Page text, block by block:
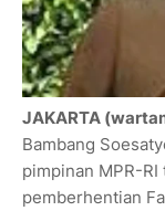
JAKARTA
Bambang
pimpinan MPR-
pemberhentian